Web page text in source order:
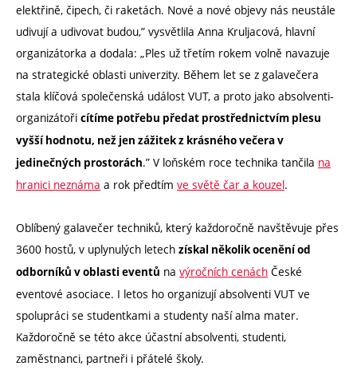
elektřině, čipech, či raketách. Nové a nové objevy nás neustále
udivují a udivovat budou,” vysvětlila Anna Kruljacová, hlavní
organizátorka a dodala: „Ples už třetím rokem volně navazuje
na strategické oblasti univerzity. Během let se z galavečera
stala klíčová společenská událost VUT, a proto jako absolventi-
organizátoři cítíme potřebu předat prostřednictvím plesu
vyšší hodnotu, než jen zážitek z krásného večera v
jedinečných prostorách.” V loňském roce technika tančila na
hranici neznáma a rok předtím ve světě čar a kouzel.
Oblíbený galavečer techniků, který každoročně navštěvuje přes
3600 hostů, v uplynulých letech získal několik ocenění od
odborníků v oblasti eventů na výročních cenách České
eventové asociace. I letos ho organizují absolventi VUT ve
spolupráci se studentkami a studenty naší alma mater.
Každoročně se této akce účastní absolventi, studenti,
zaměstnanci, partneři i přátelé školy.